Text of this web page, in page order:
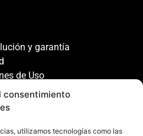
consentimiento
utilizamos tecnologías como las
y garantía
de Uso